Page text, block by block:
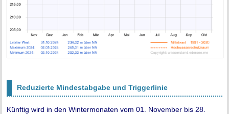
Reduzierte Mindestabgabe und Triggerlinie
Künftig wird in den Wintermonaten vom 01. November bis 28.